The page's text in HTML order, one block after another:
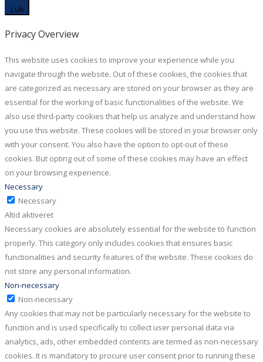
Luk
Privacy Overview
This website uses cookies to improve your experience while you
navigate through the website. Out of these cookies, the cookies that
are categorized as necessary are stored on your browser as they are
essential for the working of basic functionalities of the website. We
also use third-party cookies that help us analyze and understand how
you use this website. These cookies will be stored in your browser only
with your consent. You also have the option to opt-out of these
cookies. But opting out of some of these cookies may have an effect
on your browsing experience.
Necessary
Necessary
Altid aktiveret
Necessary cookies are absolutely essential for the website to function
properly. This category only includes cookies that ensures basic
functionalities and security features of the website. These cookies do
not store any personal information.
Non-necessary
Non-necessary
Any cookies that may not be particularly necessary for the website to
function and is used specifically to collect user personal data via
analytics, ads, other embedded contents are termed as non-necessary
cookies. It is mandatory to procure user consent prior to running these